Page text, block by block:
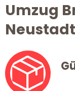
Umzug
Neustadt